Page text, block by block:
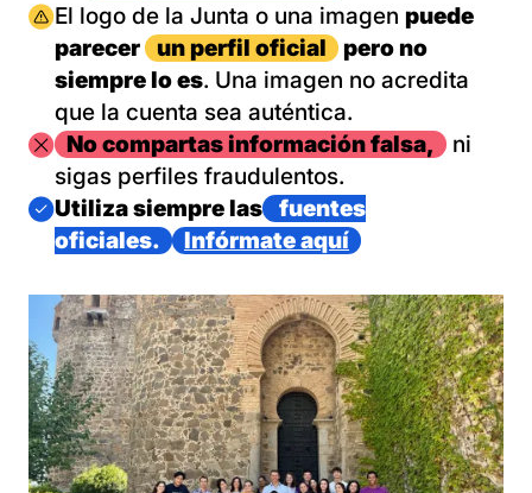
Imagen
El logo de la Junta o una imagen puede
parecer
un perfil oficial
pero no
siempre lo es. Una imagen no acredita
que la cuenta sea auténtica.
ImagenNo compartas información falsa,
ni
sigas perfiles fraudulentos.
Imagen
Utiliza siempre las
fuentes
oficiales.
Infórmate aquí